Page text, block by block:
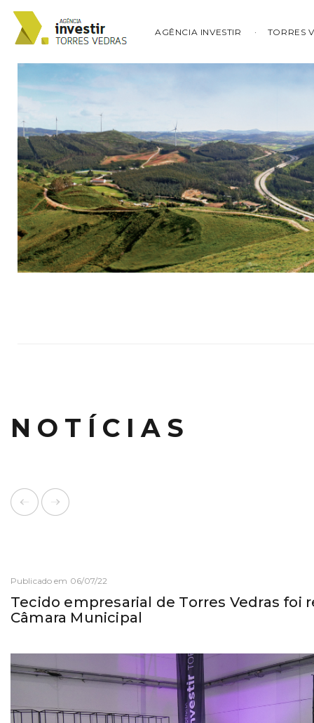
AGÊNCIA INVESTIR TORRES
NOTÍCIAS
Publicado em 06/07/22
Tecido empresarial de Torres Vedras foi
Câmara Municipal